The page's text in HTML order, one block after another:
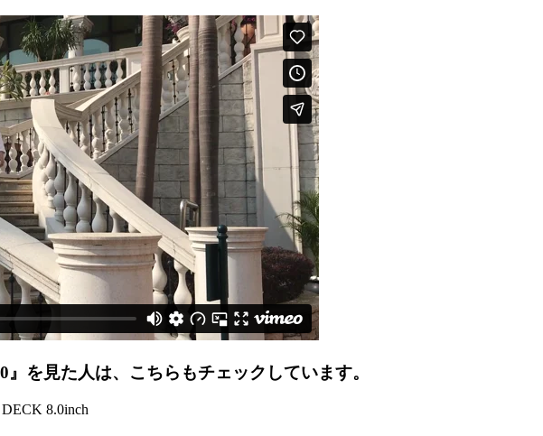
を見た人は、こちらもチェックしています。